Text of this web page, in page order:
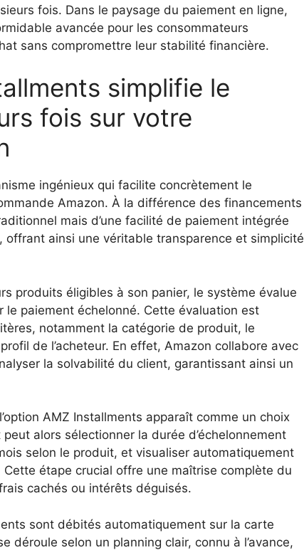
fois. Dans le paysage du paiement en ligne,
avancée pour les consommateurs
sans compromettre leur stabilité financière.
simplifie le
fois sur votre
ingénieux qui facilite concrètement le
Amazon. À la différence des financements
mais d’une facilité de paiement intégrée
offrant ainsi une véritable transparence et simplicité
produits éligibles à son panier, le système évalue
paiement échelonné. Cette évaluation est
notamment la catégorie de produit, le
de l’acheteur. En effet, Amazon collabore avec
la solvabilité du client, garantissant ainsi un
AMZ Installments apparaît comme un choix
alors sélectionner la durée d’échelonnement
selon le produit, et visualiser automatiquement
étape crucial offre une maîtrise complète du
cachés ou intérêts déguisés.
sont débités automatiquement sur la carte
déroule selon un planning clair, connu à l’avance,